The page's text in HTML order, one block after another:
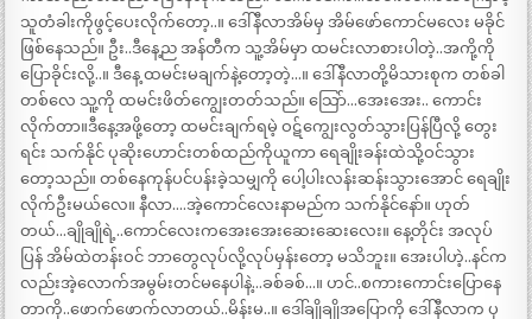
သူတံခါးကိုဖွင့်ပေးလိုက်တော့..။ ဒေါ်နီလာအိမ်မှ အိမ်ဖော်ကောင်မလေး မခိုင်
ဖြစ်နေသည်။ ဦး..ဒီနေ့ည အန်တီက သူ့အိမ်မှာ ထမင်းလာစားပါတဲ့..အကို့ကို
ပြောခိုင်းလို့..။ ဒီနေ့ ထမင်းမချက်နဲ့တော့တဲ့…။ ဒေါ်နီလာတို့မိသားစုက တစ်ခါ
တစ်လေ သူ့ကို ထမင်းဖိတ်ကျွေးတတ်သည်။ သြော်…အေးအေး.. ကောင်း
လိုက်တာ။ဒီနေ့အဖို့တော့ ထမင်းချက်ရမဲ့ ဝဋ်ကျွေးလွတ်သွားပြန်ပြီလို့ တွေး
ရင်း သက်နိုင် ပုဆိုးဟောင်းတစ်ထည်ကိုယူကာ ရေချိုးခန်းထဲသို့ဝင်သွား
တော့သည်။ တစ်နေကုန်ပင်ပန်းခဲ့သမျှကို ပေါ့ပါးလန်းဆန်းသွားအောင် ရေချိုး
လိုက်ဦးမယ်လေ။ နီလာ….အဲ့ကောင်လေးနာမည်က သက်နိုင်နော်။ ဟုတ်
တယ်…ချိုချိုရဲ့..ကောင်လေးကအေးအေးဆေးဆေးလေး။ နေ့တိုင်း အလုပ်
ပြန် အိမ်ထဲတန်းဝင် ဘာတွေလုပ်လို့လုပ်မှန်းတော့ မသိဘူး။ အေးပါဟဲ့..နင်က
လည်းအဲ့လောက်အမွမ်းတင်မနေပါနဲ့…ခစ်ခစ်…။ ဟင်..စကားကောင်းပြောနေ
တာကို..ဖောက်ဖောက်လာတယ်..မိန်းမ..။ ဒေါ်ချိုချိုအပြောကို ဒေါ်နီလာက ပု